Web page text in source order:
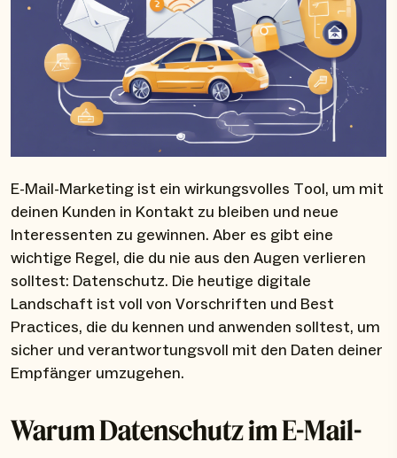
E-Mail-Marketing ist ein wirkungsvolles Tool, um mit
deinen Kunden in Kontakt zu bleiben und neue
Interessenten zu gewinnen. Aber es gibt eine
wichtige Regel, die du nie aus den Augen verlieren
solltest: Datenschutz. Die heutige digitale
Landschaft ist voll von Vorschriften und Best
Practices, die du kennen und anwenden solltest, um
sicher und verantwortungsvoll mit den Daten deiner
Empfänger umzugehen.
Warum Datenschutz im E-Mail-